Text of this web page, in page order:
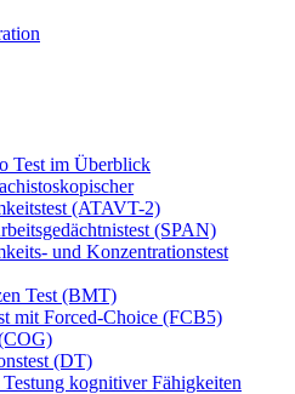
Test im Überblick
(ATAVT-2)
(SPAN)
und Konzentrationstest
Test (BMT)
mit Forced-Choice (FCB5)
(DT)
kognitiver Fähigkeiten